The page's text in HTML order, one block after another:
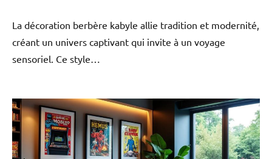
La décoration berbère kabyle allie tradition et modernité,
créant un univers captivant qui invite à un voyage
sensoriel. Ce style…